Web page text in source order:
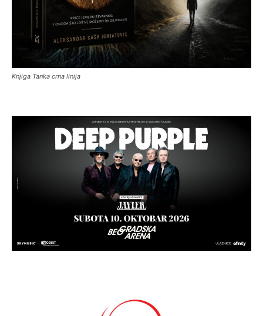
Knjiga Tanka crna linija